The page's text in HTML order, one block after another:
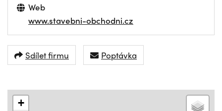
Web
www.stavebni-obchodni.cz
Sdílet firmu Poptávka
+